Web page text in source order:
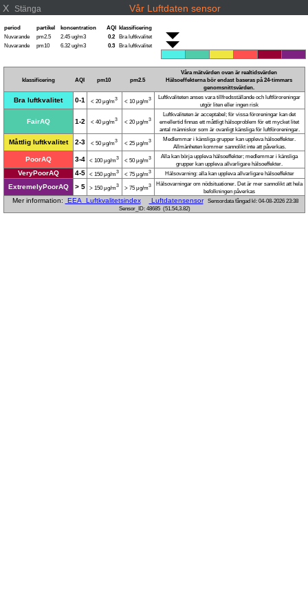
X Stänga Vår Luftdaten sensor
period partikel koncentration AQI klassificering
Nuvarande
pm2.5 2.45 ug/m3 0.2 Bra luftkvalitet
Nuvarande
pm10 6.32 ug/m3 0.3 Bra luftkvalitet
klassificering AQI pm10 pm2.5
Våra mätvärden ovan är realtidsvärden
Hälsoeffekterna bör endast baseras på 24-timmars
genomsnittsvärden.
Bra luftkvalitet 0-1 < 20 μg/m3 < 10 μg/m3
Luftkvaliteten anses vara tillfredsställande och luftföroreningar
utgör liten eller ingen risk
FairAQ 1-2 < 40 μg/m3 < 20 μg/m3
Luftkvaliteten är acceptabel; för vissa föroreningar kan det
emellertid finnas ett måttligt hälsoproblem för ett mycket litet
antal människor som är ovanligt känsliga för luftföroreningar.
Måttlig luftkvalitet 2-3 < 50 μg/m3 < 25 μg/m3
Medlemmar i känsliga grupper kan uppleva hälsoeffekter.
Allmänheten kommer sannolikt inte att påverkas.
PoorAQ 3-4 < 100 μg/m3 < 50 μg/m3
Alla kan börja uppleva hälsoeffekter; medlemmar i känsliga
grupper kan uppleva allvarligare hälsoeffekter.
VeryPoorAQ 4-5 < 150 μg/m3 < 75 μg/m3 Hälsovarning: alla kan uppleva allvarligare hälsoeffekter
ExtremelyPoorAQ > 5 > 150 μg/m3 > 75 μg/m3
Hälsovarningar om nödsituationer. Det är mer sannolikt att hela
befolkningen påverkas
Mer information: EEA Luftkvalitetsindex Luftdatensensor
Sensordata fångad kl: 04-08-2026 23:38
Sensor_ID: 48685 (51.54,3.82)